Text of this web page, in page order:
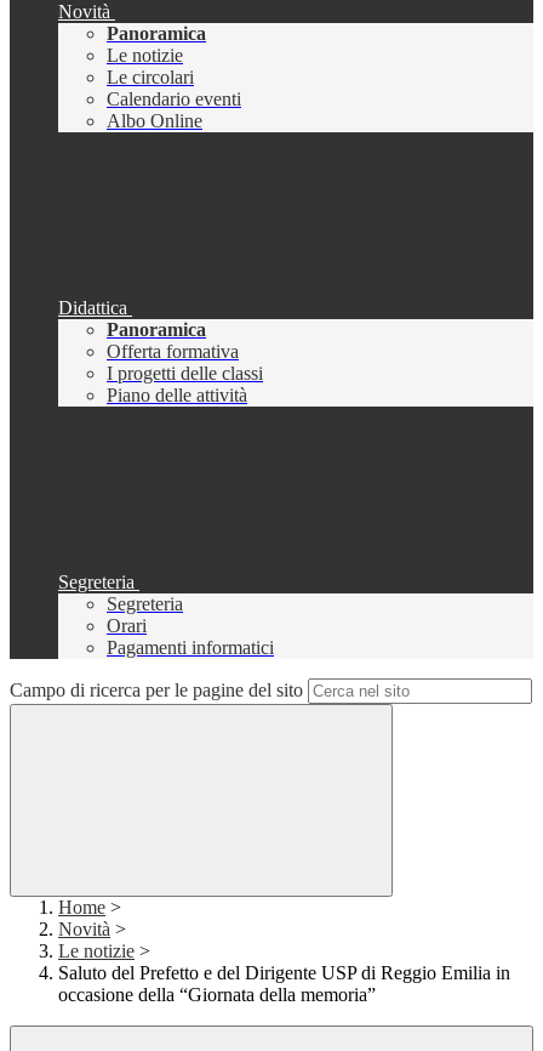
Novità
Panoramica
Le notizie
Le circolari
Calendario eventi
Albo Online
Didattica
Panoramica
Offerta formativa
I progetti delle classi
Piano delle attività
Segreteria
Segreteria
Orari
Pagamenti informatici
Campo di ricerca per le pagine del sito
Home >
Novità >
Le notizie >
Saluto del Prefetto e del Dirigente USP di Reggio Emilia in
occasione della “Giornata della memoria”